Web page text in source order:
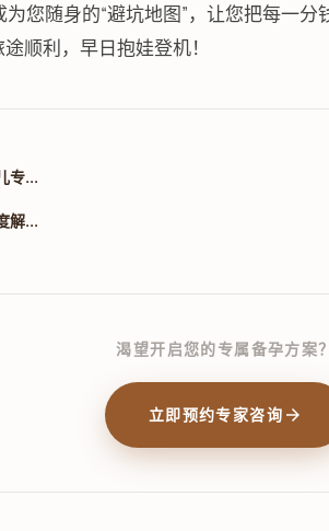
您随身的“避坑地图”，让您把每一
顺利，早日抱娃登机！
专...
解...
渴望开启您的专属备孕方案
立即预约专家咨询 arrow_forward